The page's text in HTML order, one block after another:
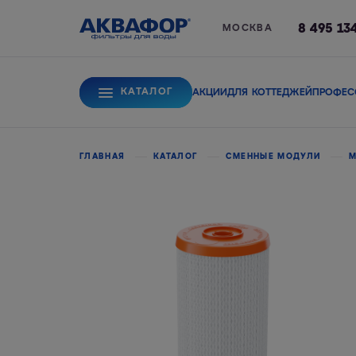
МОСКВА 8 495
КАТАЛОГ АКЦИИДЛЯ КОТТЕДЖЕЙ
Для питьевой воды
Системы обратного
ГЛАВНАЯ КАТАЛОГ СМЕННЫЕ МОДУЛИ